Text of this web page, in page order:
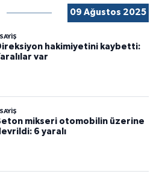
09 Ağustos 2025
hakimiyetini kaybetti:
var
mikseri otomobilin üzerine
6 yaralı